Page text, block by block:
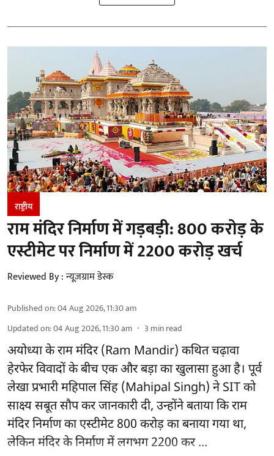
राष्ट्रीय
राम मंदिर निर्माण में गड़बड़ी: 800 करोड़ के
एस्टीमेट पर निर्माण में 2200 करोड़ खर्च
Reviewed By :न्यूज़ग्राम डेस्क
Published on:04 Aug 2026, 11:30 am
Updated on:04 Aug 2026, 11:30 am 3 min read
अयोध्या के राम मंदिर(Ram Mandir) कथित चढ़ावा
हेरफेर विवादों के बीच एक और बड़ा का खुलासा हुआ है। पूर्व
लेखा प्रभारी महिपाल सिंह (Mahipal Singh) ने SIT को
साक्ष्य सबूत सौप कर जानकारी दी, उन्होंने बताया कि राम
मंदिर निर्माण का एस्टीमेट 800 करोड़ का बनाया गया था,
लेकिन मंदिर के निर्माण में लगभग 2200 कर ...